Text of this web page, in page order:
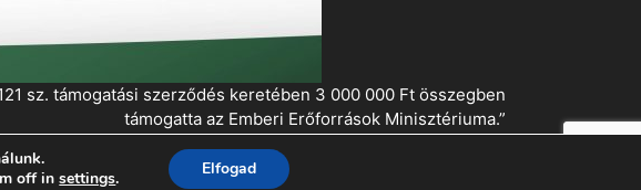
sz. támogatási szerződés keretében 3 000 000 Ft összegben
támogatta az Emberi Erőforrások Minisztériuma.”
off insettings. Elfogad